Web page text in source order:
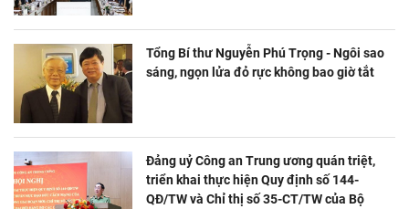
Tổng Bí thư Nguyễn Phú Trọng - Ngôi sao
sáng, ngọn lửa đỏ rực không bao giờ tắt
Đảng uỷ Công an Trung ương quán triệt,
triển khai thực hiện Quy định số 144-
QĐ/TW và Chỉ thị số 35-CT/TW của Bộ